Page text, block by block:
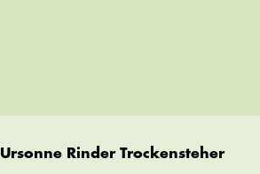
Ursonne Rinder Trockensteher